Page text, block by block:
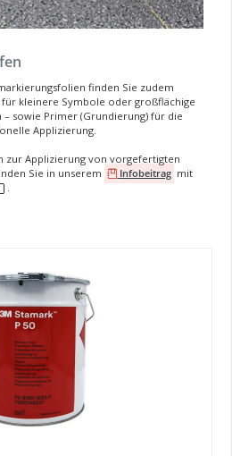
finden Sie zudem
kleinere Symbole oder großflächige
sowie Primer (Grundierung) für die
Applizierung.
Applizierung von vorgefertigten
Sie in unserem
Infobeitrag mit
.